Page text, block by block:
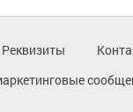
Реквизиты